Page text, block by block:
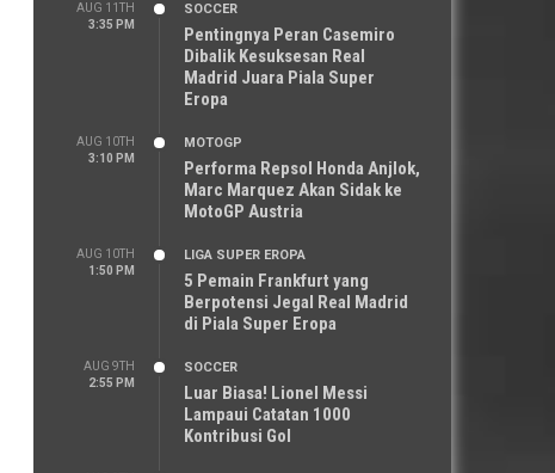
AUG 11TH
3:35 PM
SOCCER
Pentingnya Peran Casemiro
Dibalik Kesuksesan Real
Madrid Juara Piala Super
Eropa
AUG 10TH
3:10 PM
MOTOGP
Performa Repsol Honda Anjlok,
Marc Marquez Akan Sidak ke
MotoGP Austria
AUG 10TH
1:50 PM
LIGA SUPER EROPA
5 Pemain Frankfurt yang
Berpotensi Jegal Real Madrid
di Piala Super Eropa
AUG 9TH
2:55 PM
SOCCER
Luar Biasa! Lionel Messi
Lampaui Catatan 1000
Kontribusi Gol